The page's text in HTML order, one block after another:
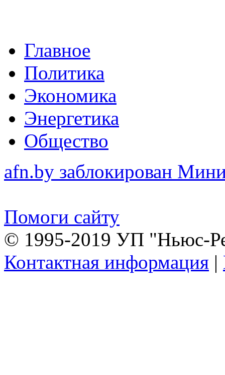
Главное
Политика
Экономика
Энергетика
Общество
afn.by заблокирован
Помоги сайту
© 1995-2019 УП "Ньюс-
Контактная информация |